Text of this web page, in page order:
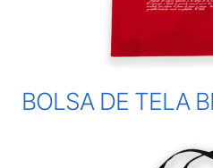
BOLSA DE TELA